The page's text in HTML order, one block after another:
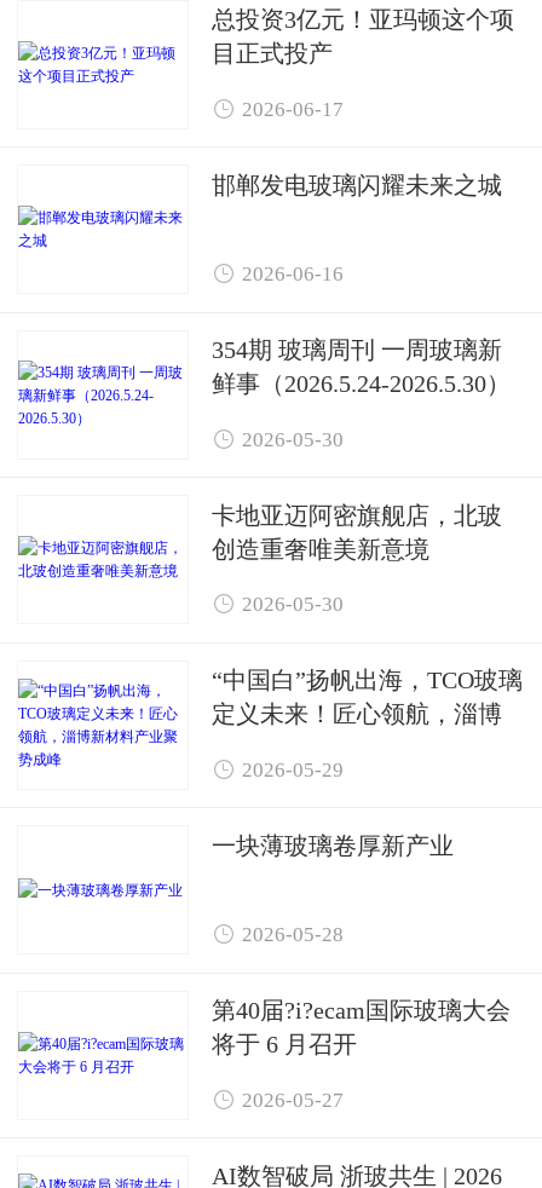
总投资3亿元！亚玛顿这个项
目正式投产
 2026-06-17
邯郸发电玻璃闪耀未来之城
 2026-06-16
354期 玻璃周刊 一周玻璃新
鲜事（2026.5.24-2026.5.30）
 2026-05-30
卡地亚迈阿密旗舰店，北玻
创造重奢唯美新意境
 2026-05-30
“中国白”扬帆出海，TCO玻璃
定义未来！匠心领航，淄博
 2026-05-29
一块薄玻璃卷厚新产业
 2026-05-28
第40届?i?ecam国际玻璃大会
将于 6 月召开
 2026-05-27
AI数智破局 浙玻共生 | 2026